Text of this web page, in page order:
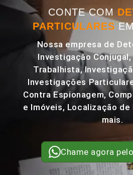
CONTE COM
PARTICULARES
Nossa empresa de
Investigação
Trabalhista,
Investigações
Contra Espionagem,
e Imóveis, Localização
mais.
Chame agora